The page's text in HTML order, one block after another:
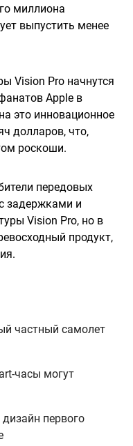
миллиона
выпустить менее
Vision Pro начнутся
Apple в
это инновационное
долларов, что,
роскоши.
передовых
задержками и
Vision Pro, но в
продукт,
частный самолет
часы могут
первого